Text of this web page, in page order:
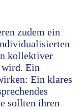
zudem ein
kollektiver
wird. Ein
Ein klares
sollten ihren